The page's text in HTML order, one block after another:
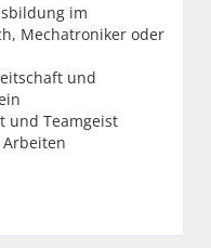
im
Mechatroniker oder
und
und Teamgeist